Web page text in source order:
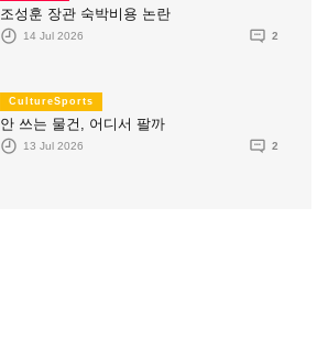
조성훈 장관 숙박비용 논란
14 Jul 2026 2
CultureSports
안 쓰는 물건, 어디서 팔까
13 Jul 2026 2